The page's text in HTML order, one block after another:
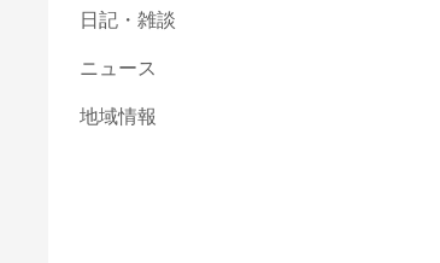
日記・雑談
ニュース
地域情報